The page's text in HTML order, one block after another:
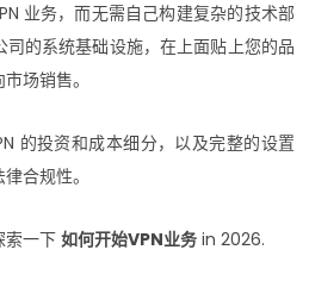
业务，而无需自己构建复杂的技术部
的系统基础设施，在上面贴上您的品
场销售。
的投资和成本细分，以及完整的设置
合规性。
索一下 如何开始VPN业务 in 2026.